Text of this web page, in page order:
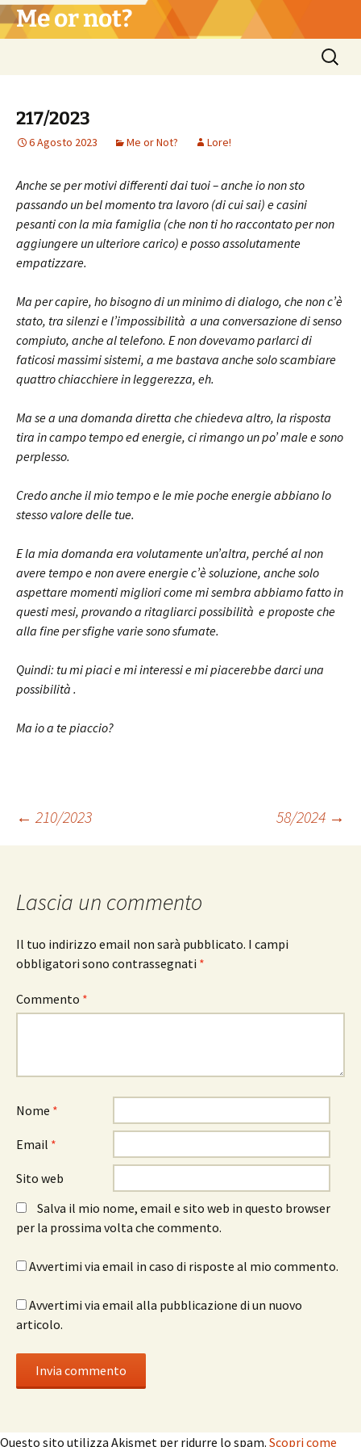
Vai
al Me or not?
Ricerca
per:
217/2023
6 Agosto 2023 Me or Not? Lore!
Anche se per motivi differenti dai tuoi – anche io non sto
passando un bel momento tra lavoro (di cui sai) e casini
pesanti con la mia famiglia (che non ti ho raccontato per non
aggiungere un ulteriore carico) e posso assolutamente
empatizzare.
Ma per capire, ho bisogno di un minimo di dialogo, che non c’è
stato, tra silenzi e l’impossibilità a una conversazione di senso
compiuto, anche al telefono. E non dovevamo parlarci di
faticosi massimi sistemi, a me bastava anche solo scambiare
quattro chiacchiere in leggerezza, eh.
Ma se a una domanda diretta che chiedeva altro, la risposta
tira in campo tempo ed energie, ci rimango un po’ male e sono
perplesso.
Credo anche il mio tempo e le mie poche energie abbiano lo
stesso valore delle tue.
E la mia domanda era volutamente un’altra, perché al non
avere tempo e non avere energie c’è soluzione, anche solo
aspettare momenti migliori come mi sembra abbiamo fatto in
questi mesi, provando a ritagliarci possibilità e proposte che
alla fine per sfighe varie sono sfumate.
Quindi: tu mi piaci e mi interessi e mi piacerebbe darci una
possibilità .
Ma io a te piaccio?
Navigazione
← 210/2023 58/2024 →
Lascia un commento
Il tuo indirizzo email non sarà pubblicato. I campi
obbligatori sono contrassegnati *
Commento *
Nome *
Email *
Sito web
Salva il mio nome, email e sito web in questo browser
per la prossima volta che commento.
Avvertimi via email in caso di risposte al mio commento.
Avvertimi via email alla pubblicazione di un nuovo
articolo.
Questo sito utilizza Akismet per ridurre lo spam. Scopri come